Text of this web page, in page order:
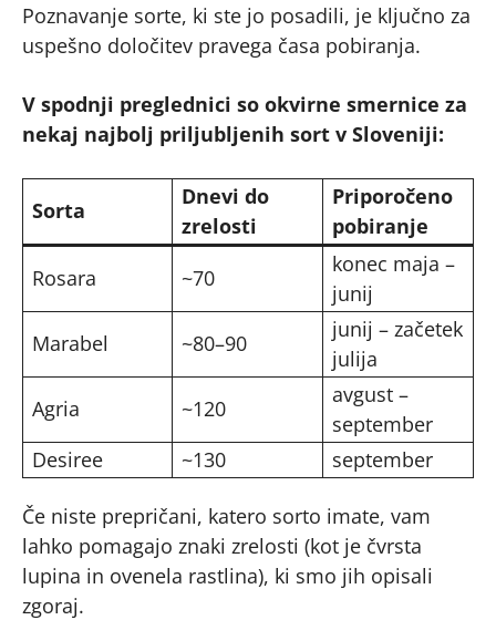
Poznavanje sorte, ki ste jo posadili, je ključno za
uspešno določitev pravega časa pobiranja.
V spodnji preglednici so okvirne smernice za
nekaj najbolj priljubljenih sort v Sloveniji:
Sorta
Dnevi do
zrelosti
Priporočeno
pobiranje
Rosara
~70
konec maja –
junij
Marabel
~80–90
junij – začetek
julija
Agria
~120
avgust –
september
Desiree
~130 september
Če niste prepričani, katero sorto imate, vam
lahko pomagajo znaki zrelosti (kot je čvrsta
lupina in ovenela rastlina), ki smo jih opisali
zgoraj.